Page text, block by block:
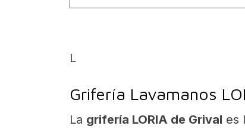
L
Grifería Lavamanos
La grifería LORIA de Grival es